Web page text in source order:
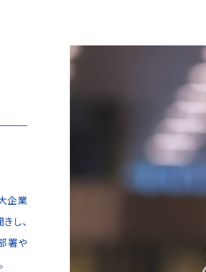
企業
し、
署や